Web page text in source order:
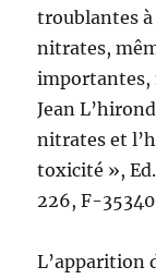
troublantes à
nitrates,
importantes,
Jean
nitrates et
toxicité »,
226, F-
L’apparition